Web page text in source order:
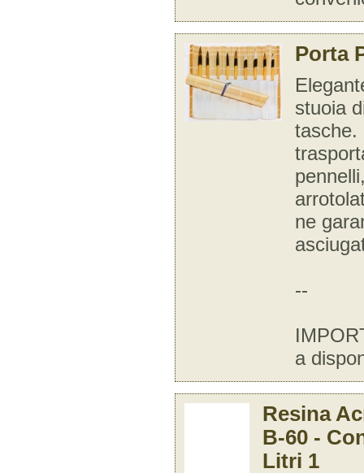
Porta
stuoia
tasche.
ne
--
a
Resina
B-60 -
Litri 1